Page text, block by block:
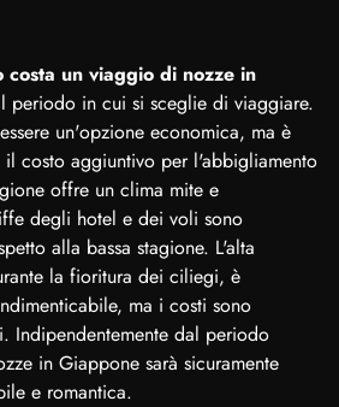
costa un viaggio di nozze in
periodo in cui si sceglie di viaggiare.
un'opzione economica, ma è
il costo aggiuntivo per l'abbigliamento
offre un clima mite e
degli hotel e dei voli sono
alla bassa stagione. L'alta
la fioritura dei ciliegi, è
ma i costi sono
Indipendentemente dal periodo
in Giappone sarà sicuramente
e romantica.